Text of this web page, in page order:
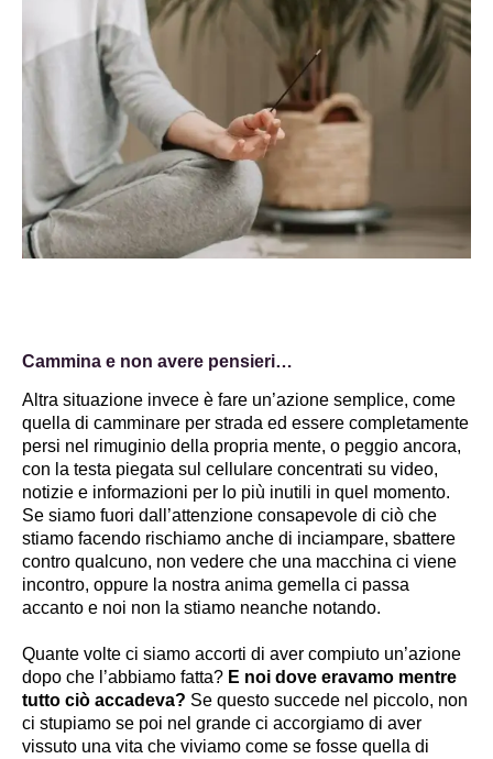
Cammina e non avere pensieri…
Altra situazione invece è fare un’azione semplice, come
quella di camminare per strada ed essere completamente
persi nel rimuginio della propria mente, o peggio ancora,
con la testa piegata sul cellulare concentrati su video,
notizie e informazioni per lo più inutili in quel momento.
Se siamo fuori dall’attenzione consapevole di ciò che
stiamo facendo rischiamo anche di inciampare, sbattere
contro qualcuno, non vedere che una macchina ci viene
incontro, oppure la nostra anima gemella ci passa
accanto e noi non la stiamo neanche notando.
Quante volte ci siamo accorti di aver compiuto un’azione
dopo che l’abbiamo fatta? E noi dove eravamo mentre
tutto ciò accadeva? Se questo succede nel piccolo, non
ci stupiamo se poi nel grande ci accorgiamo di aver
vissuto una vita che viviamo come se fosse quella di